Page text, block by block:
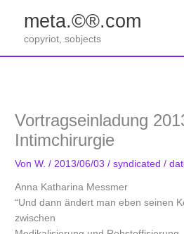
springen
meta.©®.com
copyriot, sobjects
Vortragseinladung
Intimchirurgie
VonW./ 2013/06/03/syndicated /
Anna Katharina Messmer
“Und dann ändert man eben seinen
zwischen